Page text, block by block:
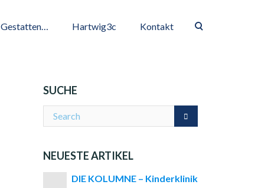
Gestatten… Hartwig3c Kontakt
SUCHE
NEUESTE ARTIKEL
DIE KOLUMNE – Kinderklinik